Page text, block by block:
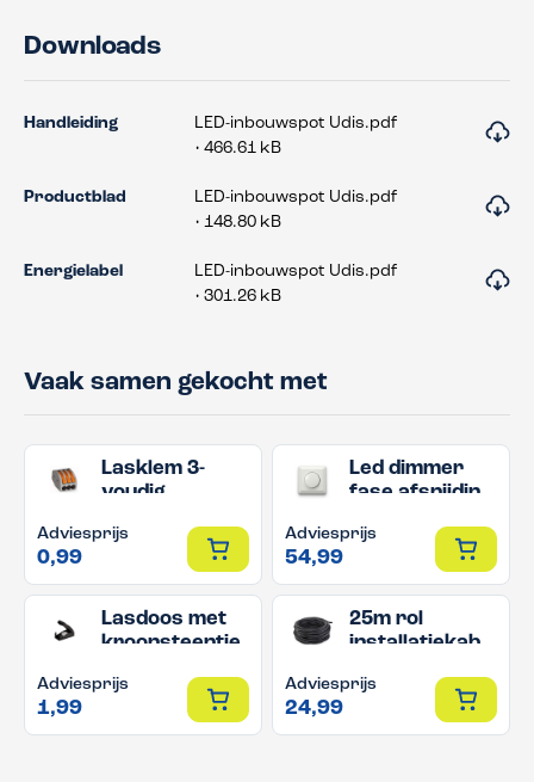
Downloads
Handleiding
LED-inbouwspot Udis.pdf
• 466.61 kB
Productblad
LED-inbouwspot Udis.pdf
• 148.80 kB
Energielabel
LED-inbouwspot Udis.pdf
• 301.26 kB
Vaak samen gekocht met
Lasklem 3-
voudig
Adviesprijs
0,99
Led dimmer
fase afsnijding
Adviesprijs
54,99
Lasdoos met
kroonsteentje
Adviesprijs
1,99
25m rol
installatiekabel
Adviesprijs
24,99